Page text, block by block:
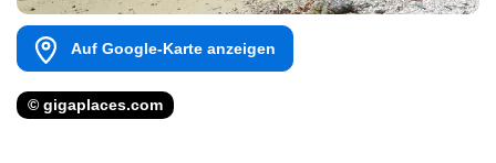
Auf Google-Karte anzeigen
© gigaplaces.com